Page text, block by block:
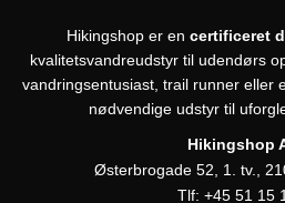
Hikingshop er en certificeret
kvalitetsvandreudstyr til udendørs
vandringsentusiast, trail runner eller
nødvendige udstyr til
Hikingshop
Østerbrogade 52, 1. tv.,
Tlf: +45 51 15